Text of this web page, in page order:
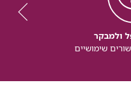
ולמבקר
שימושיים